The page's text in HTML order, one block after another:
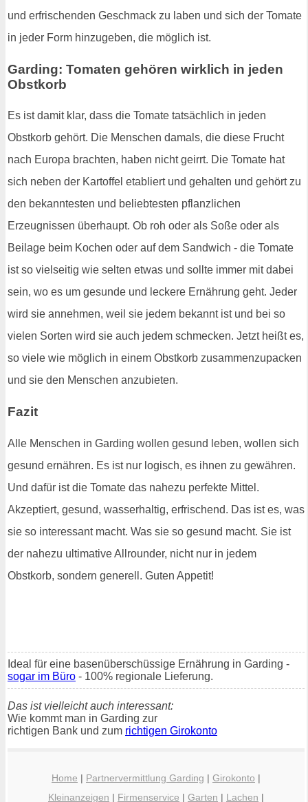
und erfrischenden Geschmack zu laben und sich der Tomate
in jeder Form hinzugeben, die möglich ist.
Garding: Tomaten gehören wirklich in jeden
Obstkorb
Es ist damit klar, dass die Tomate tatsächlich in jeden
Obstkorb gehört. Die Menschen damals, die diese Frucht
nach Europa brachten, haben nicht geirrt. Die Tomate hat
sich neben der Kartoffel etabliert und gehalten und gehört zu
den bekanntesten und beliebtesten pflanzlichen
Erzeugnissen überhaupt. Ob roh oder als Soße oder als
Beilage beim Kochen oder auf dem Sandwich - die Tomate
ist so vielseitig wie selten etwas und sollte immer mit dabei
sein, wo es um gesunde und leckere Ernährung geht. Jeder
wird sie annehmen, weil sie jedem bekannt ist und bei so
vielen Sorten wird sie auch jedem schmecken. Jetzt heißt es,
so viele wie möglich in einem Obstkorb zusammenzupacken
und sie den Menschen anzubieten.
Fazit
Alle Menschen in Garding wollen gesund leben, wollen sich
gesund ernähren. Es ist nur logisch, es ihnen zu gewähren.
Und dafür ist die Tomate das nahezu perfekte Mittel.
Akzeptiert, gesund, wasserhaltig, erfrischend. Das ist es, was
sie so interessant macht. Was sie so gesund macht. Sie ist
der nahezu ultimative Allrounder, nicht nur in jedem
Obstkorb, sondern generell. Guten Appetit!
Ideal für eine basenüberschüssige Ernährung in Garding -
sogar im Büro - 100% regionale Lieferung.
Das ist vielleicht auch interessant:
Wie kommt man in Garding zur
richtigen Bank und zum richtigen Girokonto
Home | Partnervermittlung Garding | Girokonto |
Kleinanzeigen | Firmenservice | Garten | Lachen |